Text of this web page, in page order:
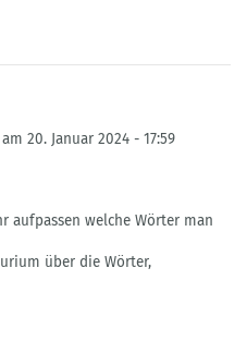
20. Januar 2024 - 17:59
aufpassen welche Wörter man
über die Wörter,